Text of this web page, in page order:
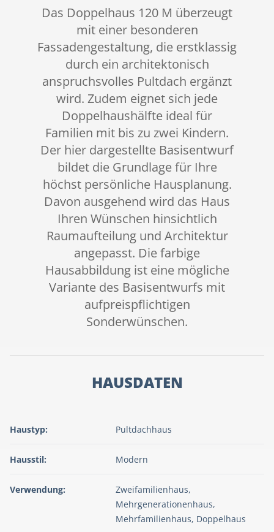
Das Doppelhaus 120 M überzeugt
mit einer besonderen
Fassadengestaltung, die erstklassig
durch ein architektonisch
anspruchsvolles Pultdach ergänzt
wird. Zudem eignet sich jede
Doppelhaushälfte ideal für
Familien mit bis zu zwei Kindern.
Der hier dargestellte Basisentwurf
bildet die Grundlage für Ihre
höchst persönliche Hausplanung.
Davon ausgehend wird das Haus
Ihren Wünschen hinsichtlich
Raumaufteilung und Architektur
angepasst. Die farbige
Hausabbildung ist eine mögliche
Variante des Basisentwurfs mit
aufpreispflichtigen
Sonderwünschen.
HAUSDATEN
Haustyp: Pultdachhaus
Hausstil: Modern
Verwendung:
Zweifamilienhaus,
Mehrgenerationenhaus,
Mehrfamilienhaus, Doppelhaus